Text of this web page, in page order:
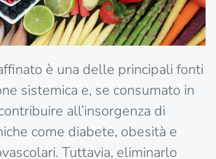
è una delle principali fonti
sistemica e, se consumato in
all’insorgenza di
come diabete, obesità e
Tuttavia, eliminarlo